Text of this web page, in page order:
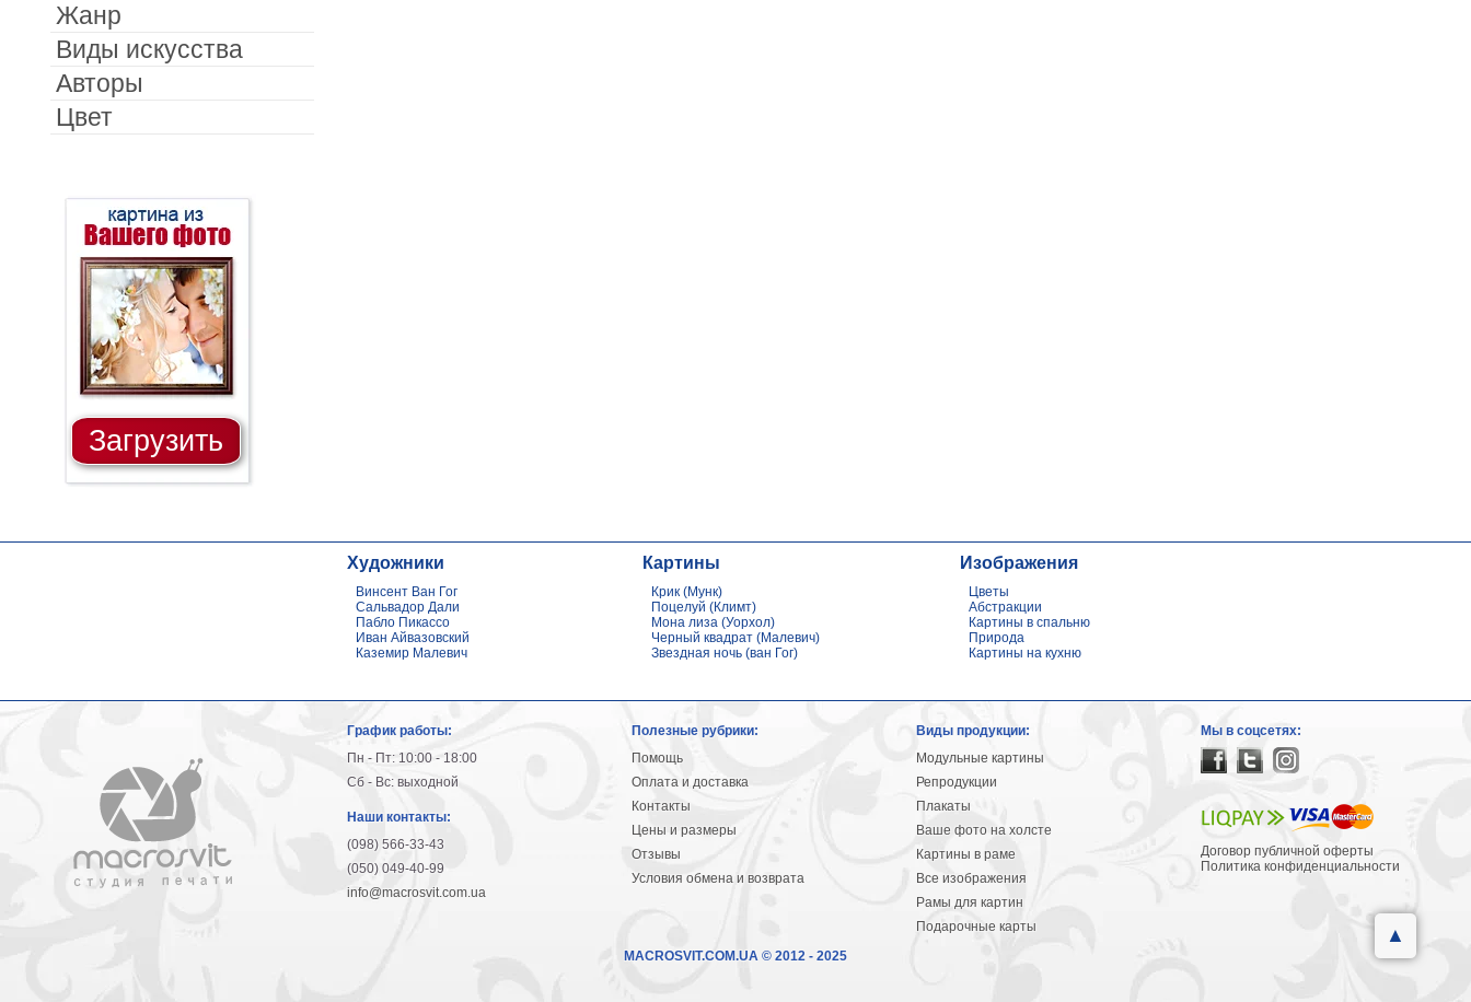
Жанр
Виды искусства
Авторы
Цвет
Загрузить
Художники
Винсент Ван Гог
Сальвадор Дали
Пабло Пикассо
Иван Айвазовский
Каземир Малевич
Картины
Крик (Мунк)
Поцелуй (Климт)
Мона лиза (Уорхол)
Черный квадрат (Малевич)
Звездная ночь (ван Гог)
Изображения
Цветы
Абстракции
Картины в спальню
Природа
Картины на кухню
График работы:
Пн - Пт: 10:00 - 18:00
Сб - Вс: выходной
Наши контакты:
(098) 566-33-43
(050) 049-40-99
info@macrosvit.com.ua
Полезные рубрики:
Помощь
Оплата и доставка
Контакты
Цены и размеры
Отзывы
Условия обмена и возврата
Виды продукции:
Модульные картины
Репродукции
Плакаты
Ваше фото на холсте
Картины в раме
Все изображения
Рамы для картин
Подарочные карты
Мы в соцсетях:
Договор публичной оферты
Политика конфиденциальности
MACROSVIT.COM.UA © 2012 - 2025
▲